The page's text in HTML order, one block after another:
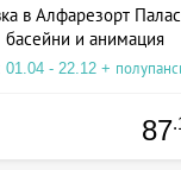
в Алфарезорт
басейни и анимация
01.04 - 22.12 +
87